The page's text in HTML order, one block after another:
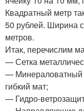
Квадратный метр
50 рублей. Ширина
метров.
Итак, перечислим
— Сетка
— Минераловатный
гибкий мат;
— Гидро-